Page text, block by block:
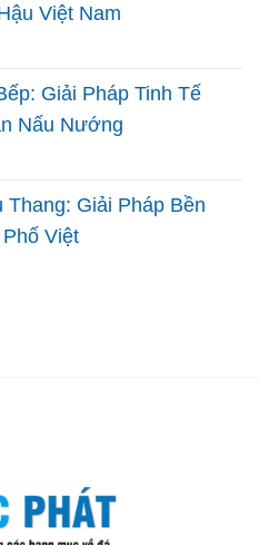
Việt Nam
Giải Pháp Tinh Tế
Nấu Nướng
Giải Pháp Bền
Việt